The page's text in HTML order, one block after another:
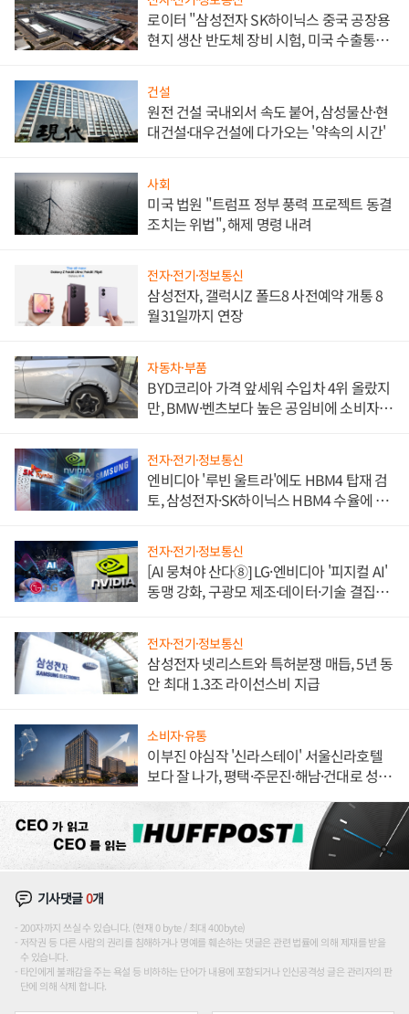
로이터 "삼성전자 SK하이닉스 중국 공장용
현지 생산 반도체 장비 시험, 미국 수출통제
건설
원전 건설 국내외서 속도 붙어, 삼성물산·현
대건설·대우건설에 다가오는 '약속의 시간'
사회
미국 법원 "트럼프 정부 풍력 프로젝트 동결
조치는 위법", 해제 명령 내려
전자·전기·정보통신
삼성전자, 갤럭시Z 폴드8 사전예약 개통 8
월31일까지 연장
자동차·부품
BYD코리아 가격 앞세워 수입차 4위 올랐지
만, BMW·벤츠보다 높은 공임비에 소비자
전자·전기·정보통신
엔비디아 '루빈 울트라'에도 HBM4 탑재 검
토, 삼성전자·SK하이닉스 HBM4 수율에 주
전자·전기·정보통신
[AI 뭉쳐야 산다⑧] LG·엔비디아 '피지컬 AI'
동맹 강화, 구광모 제조·데이터·기술 결집
전자·전기·정보통신
삼성전자 넷리스트와 특허분쟁 매듭, 5년 동
안 최대 1.3조 라이선스비 지급
소비자·유통
이부진 야심작 '신라스테이' 서울신라호텔
보다 잘 나가, 평택·주문진·해남·건대로 성
기사댓글0개
200자까지 쓰실 수 있습니다. (현재 0 byte / 최대 400byte)
저작권 등 다른 사람의 권리를 침해하거나 명예를 훼손하는 댓글은 관련 법률에 의해 제재를 받을
수 있습니다.
타인에게 불쾌감을 주는 욕설 등 비하하는 단어가 내용에 포함되거나 인신공격성 글은 관리자의 판
단에 의해 삭제 합니다.